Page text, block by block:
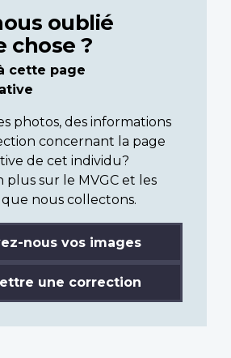
oublié
chose ?
cette page
photos, des informations
concernant la page
de cet individu?
plus sur le MVGC et les
nous collectons.
nous vos images
une correction